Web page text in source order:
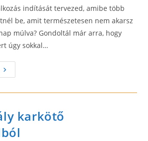
indítását tervezed, amibe több
be, amit természetesen nem akarsz
múlva? Gondoltál már arra, hogy
úgy sokkal…
Üzleti
karkötő